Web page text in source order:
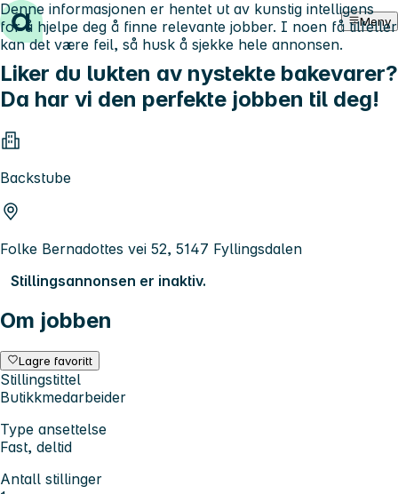
Hopp til innhold Meny
Liker du lukten av nystekte bakevarer?
Da har vi den perfekte jobben til deg!
Backstube
Folke Bernadottes vei 52, 5147 Fyllingsdalen
Stillingsannonsen er inaktiv.
Om jobben
Lagre favoritt
Stillingstittel
Butikkmedarbeider
Type ansettelse
Fast, deltid
Antall stillinger
Denne informasjonen er hentet ut av kunstig intelligens
for å hjelpe deg å finne relevante jobber. I noen få tilfeller
kan det være feil, så husk å sjekke hele annonsen.